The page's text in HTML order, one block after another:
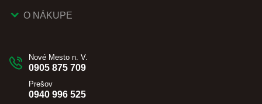
O NÁKUPE
Nové Mesto n. V.
0905 875 709
Prešov
0940 996 525